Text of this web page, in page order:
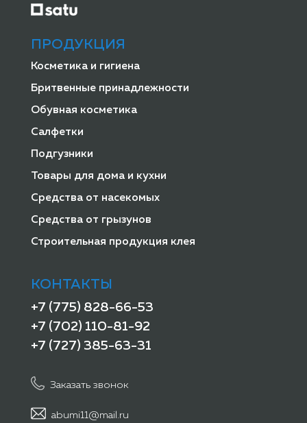
ПРОДУКЦИЯ
Косметика и гигиена
Бритвенные принадлежности
Обувная косметика
Салфетки
Подгузники
Товары для дома и кухни
Средства от насекомых
Средства от грызунов
Строительная продукция клея
КОНТАКТЫ
+7 (775) 828-66-53
+7 (702) 110-81-92
+7 (727) 385-63-31
Заказать звонок
abumi11@mail.ru